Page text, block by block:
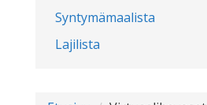
Syntymämaalista
Lajilista